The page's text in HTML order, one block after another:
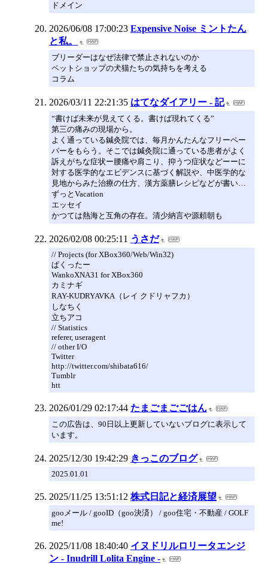
ドメイン
2026/06/08 17:00:23 Expensive Noise ミントたん
と私。
ブリーダーはなぜ法律で禁止されないのか
ペットショップの犬猫たちの気持ちを考える
コラム
2026/03/11 22:21:35 はてなダイアリー - 記
“書けば未来が見えてくる。書けば現れてくる”
第三の痛みの現場から。
よく通っている鍼灸院では、毎月かんたんなフリーペー
パーをもらう。そこでは鍼灸院に通っている患者がよく
訴えがちな症状ー腰痛や肩こり、抑うつ症状などーーに
対する医学的なエビデンスに基づく解説や、中医学的な
見地からみた治療の仕方、漢方薬膳レシピなどが書い…
ずっとVacation
エッセイ
かつては熱海と互角の存在。清少納言や源頼朝も
2026/02/08 00:25:11 うさだ
// Projects (for XBox360/Web/Win32)
ぱくったー
WankoXNA31 for XBox360
カミナギ
RAY-KUDRYAVKA（レイ クドリャフカ）
しなちく
立ちアコ
// Statistics
referer, useragent
// other I/O
Twitter
http://twitter.com/shibata616/
Tumblr
htt
2026/01/29 02:17:44 たまごまごごはん
この広告は、90日以上更新していないブログに表示して
います。
2025/12/30 19:42:29 きっこのブログ
2025.01.01
2025/11/25 13:51:12 株式日記と経済展望
gooメール / gooID（goo決済） / goo住宅・不動産 / GOLF
me!
2025/11/08 18:40:40 イヌドリルロリータエンジ
ン - Inudrill Lolita Engine -